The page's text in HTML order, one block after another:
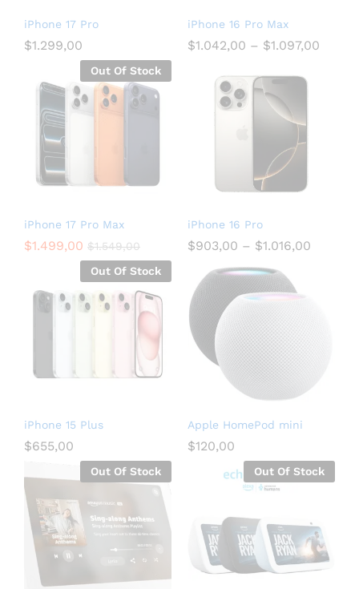
iPhone 17 Pro
$1.299,00
iPhone 16 Pro Max
$1.042,00 – $1.097,00
Out Of Stock
iPhone 17 Pro Max
$1.499,00 $1.549,00
iPhone 16 Pro
$903,00 – $1.016,00
Out Of Stock
iPhone 15 Plus
$655,00
Apple HomePod mini
$120,00
Out Of Stock Out Of Stock